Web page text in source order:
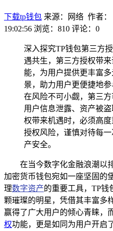
下载tp钱包 来源：网络 作者：
19:02:56 浏览：810 评论：0
深入探究TP钱包第三方
遇共生，第三方授权带
能，为用户提供更丰富
景，助力用户更便捷地
在风险不可小觑，第三
用户信息泄露、资产被
权带来机遇时，必须高
授权风险，谨慎对待每
产安全。
在当今数字化金融浪潮以
加密货币钱包宛如一座坚固的
理数字资产的重要工具，TP钱
颗璀璨的明星，凭借其丰富多
赢得了广大用户的倾心青睐，
权功能，更是如同为用户开启